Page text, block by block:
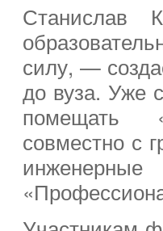
Станислав
силу, —
до вуза. Уже
помещать
совместно с